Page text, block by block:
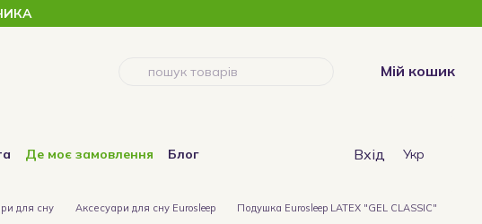
Мій кошик
Де моє замовлення
Блог
Вхід Укр
для сну Аксесуари для сну Eurosleep Подушка Eurosleep LATEX "GEL CLASSIC"